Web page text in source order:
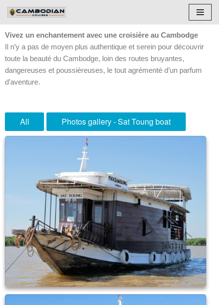
Aller
au
contenu
Vivez un enchantement avec une croisière au Cambodge
Il n’y a pas de moyen plus authentique et serein pour découvrir
toute la beauté du Cambodge, loin des routes bruyantes,
dangereuses et poussiéreuses, le tout agrémenté d’un parfum
d’aventure.
All Photos gallery - Sat Toung boat